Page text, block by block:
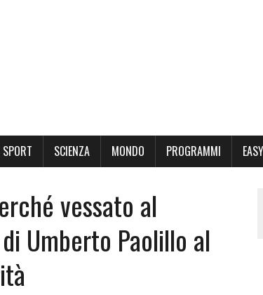
SPORT SCIENZA MONDO PROGRAMMI
vessato al
Umberto Paolillo al